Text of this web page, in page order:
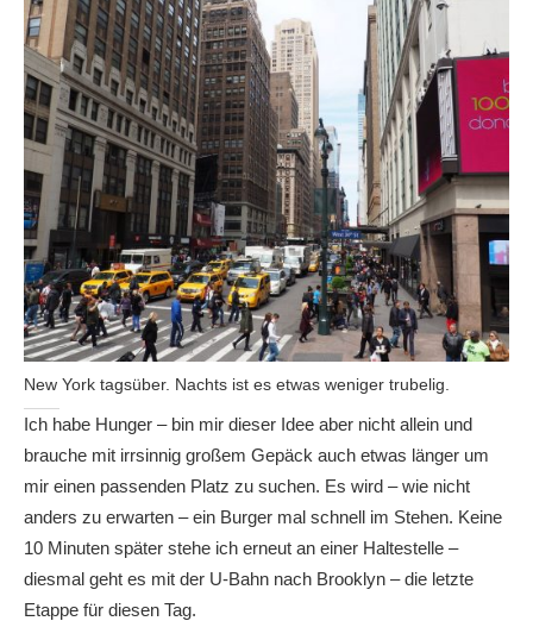
New York tagsüber. Nachts ist es etwas weniger trubelig.
Ich habe Hunger – bin mir dieser Idee aber nicht allein und
brauche mit irrsinnig großem Gepäck auch etwas länger um
mir einen passenden Platz zu suchen. Es wird – wie nicht
anders zu erwarten – ein Burger mal schnell im Stehen. Keine
10 Minuten später stehe ich erneut an einer Haltestelle –
diesmal geht es mit der U-Bahn nach Brooklyn – die letzte
Etappe für diesen Tag.